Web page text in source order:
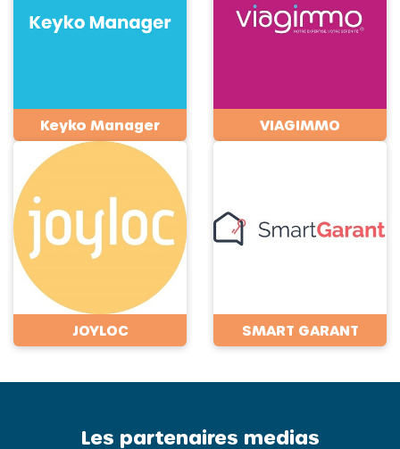
Keyko Manager VIAGIMMO
JOYLOC SMART GARANT
Les partenaires medias